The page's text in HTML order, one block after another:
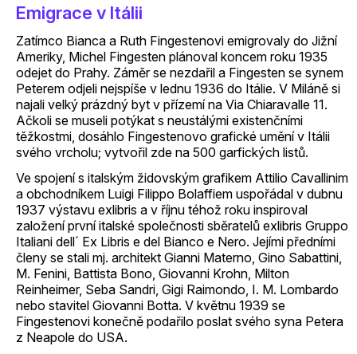
Emigrace v Itálii
Zatímco Bianca a Ruth Fingestenovi emigrovaly do Jižní
Ameriky, Michel Fingesten plánoval koncem roku 1935
odejet do Prahy. Záměr se nezdařil a Fingesten se synem
Peterem odjeli nejspíše v lednu 1936 do Itálie. V Miláně si
najali velký prázdný byt v přízemí na Via Chiaravalle 11.
Ačkoli se museli potýkat s neustálými existenčními
těžkostmi, dosáhlo Fingestenovo grafické umění v Itálii
svého vrcholu; vytvořil zde na 500 garfických listů.
Ve spojení s italským židovským grafikem Attilio Cavallinim
a obchodníkem Luigi Filippo Bolaffiem uspořádal v dubnu
1937 výstavu exlibris a v říjnu téhož roku inspiroval
založení první italské společnosti sběratelů exlibris Gruppo
Italiani dell´ Ex Libris e del Bianco e Nero. Jejími předními
členy se stali mj. architekt Gianni Materno, Gino Sabattini,
M. Fenini, Battista Bono, Giovanni Krohn, Milton
Reinheimer, Seba Sandri, Gigi Raimondo, I. M. Lombardo
nebo stavitel Giovanni Botta. V květnu 1939 se
Fingestenovi konečně podařilo poslat svého syna Petera
z Neapole do USA.